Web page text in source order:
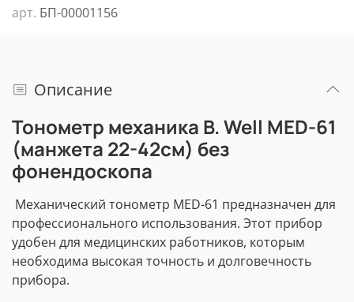
арт. БП-00001156
Описание
Тонометр механика B. Well MED-61
(манжета 22-42см) без
фонендоскопа
Механический тонометр MED-61 предназначен для
профессионального использования. Этот прибор
удобен для медицинских работников, которым
необходима высокая точность и долговечность
прибора.